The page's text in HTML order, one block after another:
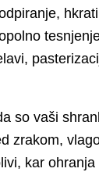
so vaši
zrakom,
kar ohranja